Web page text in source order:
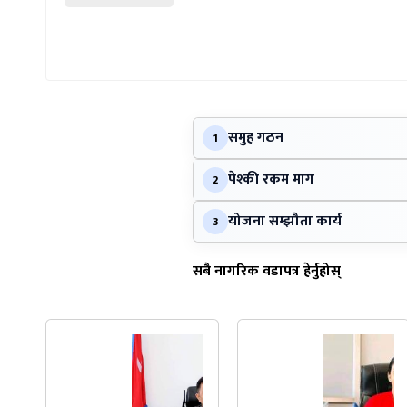
1 समुह गठन
2 पेश्की रकम माग
3 योजना सम्झौता कार्य
सबै नागरिक वडापत्र हेर्नुहोस्